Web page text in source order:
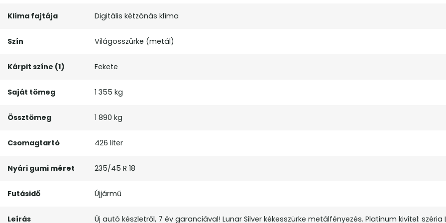
Klíma fajtája Digitális kétzónás klíma
Szín Világosszürke (metál)
Kárpit színe (1) Fekete
Saját tömeg 1 355 kg
Össztömeg 1 890 kg
Csomagtartó 426 liter
Nyári gumi méret 235/45 R 18
Futásidő Újjármű
Leírás Új autó készletről, 7 év garanciával! Lunar Silver kékesszürke metálfényezés. Platinum kivitel: széria